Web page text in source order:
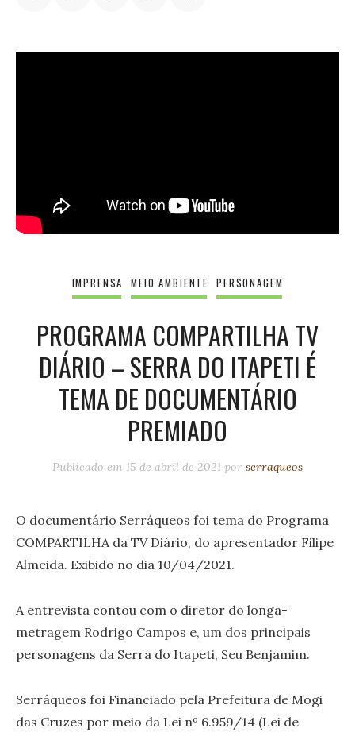
IMPRENSA MEIO AMBIENTE PERSONAGEM
PROGRAMA COMPARTILHA TV
DIÁRIO – SERRA DO ITAPETI É
TEMA DE DOCUMENTÁRIO
PREMIADO
Publicado em 15 de abril de 2021 por serraqueos
O documentário Serráqueos foi tema do Programa
COMPARTILHA da TV Diário, do apresentador Filipe
Almeida. Exibido no dia 10/04/2021.
A entrevista contou com o diretor do longa-
metragem Rodrigo Campos e, um dos principais
personagens da Serra do Itapeti, Seu Benjamim.
Serráqueos foi Financiado pela Prefeitura de Mogi
das Cruzes por meio da Lei nº 6.959/14 (Lei de